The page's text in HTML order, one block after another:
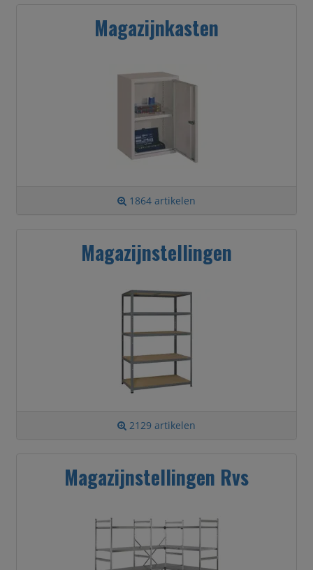
Magazijnkasten
1864 artikelen
Magazijnstellingen
2129 artikelen
Magazijnstellingen Rvs